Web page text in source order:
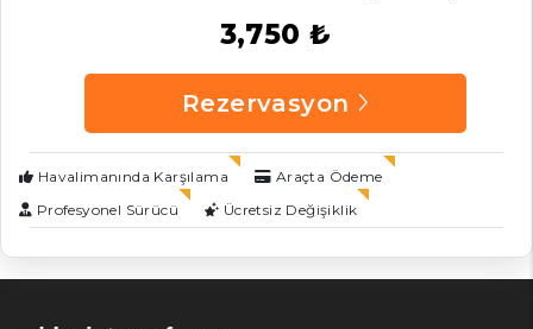
3,750 ₺
Rezervasyon
Havalimanında Karşılama
Araçta Ödeme
Profesyonel Sürücü
Ücretsiz Değişiklik